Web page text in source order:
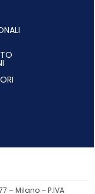
– Milano – P.IVA